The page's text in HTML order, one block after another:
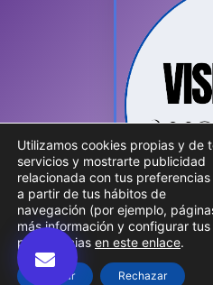
Utilizamos cookies propias y de
servicios y mostrarte publicidad
relacionada con tus
a partir de tus hábitos de
navegación (por ejemplo,
más información y configurar tus
preferencias en este enlace.
Aceptar Rechazar